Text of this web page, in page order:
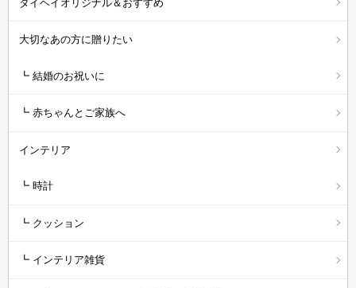
タイヘイオリジナル＆おすすめ
大切なあの方に贈りたい
┗ 結婚のお祝いに
┗ 赤ちゃんとご家族へ
インテリア
┗ 時計
┗ クッション
┗ インテリア雑貨